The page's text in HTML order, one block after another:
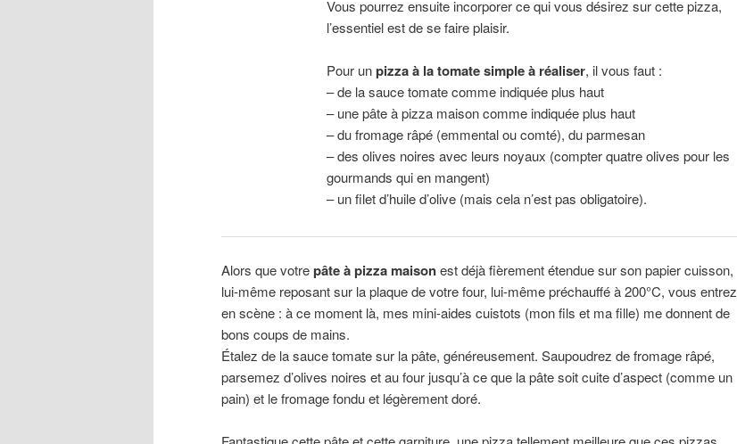
Vous pourrez ensuite incorporer ce qui vous désirez sur cette pizza,
l’essentiel est de se faire plaisir.
Pour unpizza à la tomate simple à réaliser, il vous faut :
– de la sauce tomate comme indiquée plus haut
– une pâte à pizza maison comme indiquée plus haut
– du fromage râpé (emmental ou comté), du parmesan
– des olives noires avec leurs noyaux (compter quatre olives pour les
gourmands qui en mangent)
– un filet d’huile d’olive (mais cela n’est pas obligatoire).
Alors que votrepâte à pizza maisonest déjà fièrement étendue sur son papier cuisson,
lui-même reposant sur la plaque de votre four, lui-même préchauffé à 200°C, vous entrez
en scène : à ce moment là, mes mini-aides cuistots (mon fils et ma fille) me donnent de
bons coups de mains.
Étalez de la sauce tomate sur la pâte, généreusement. Saupoudrez de fromage râpé,
parsemez d’olives noires et au four jusqu’à ce que la pâte soit cuite d’aspect (comme un
pain) et le fromage fondu et légèrement doré.